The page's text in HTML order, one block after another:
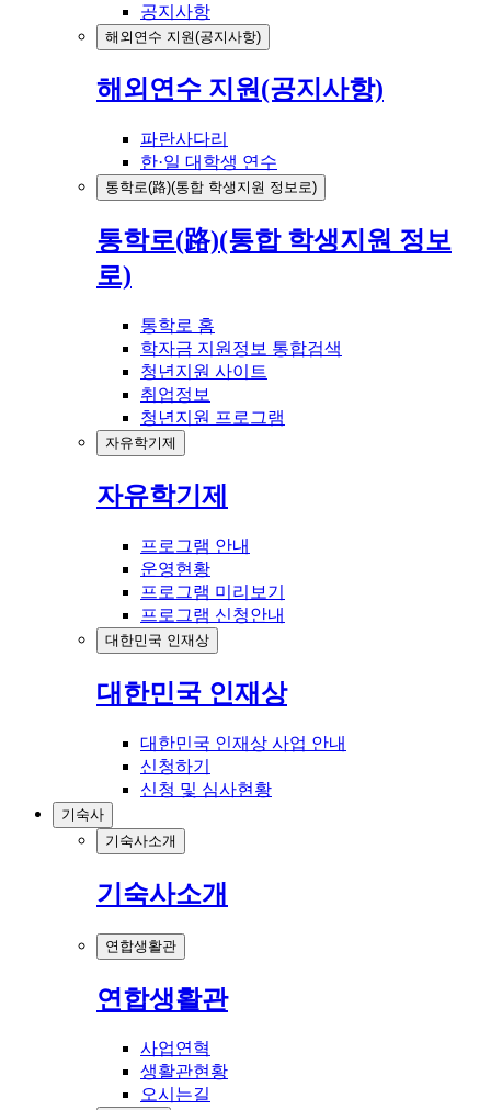
공지사항
해외연수 지원(공지사항)
해외연수 지원(공지사항)
파란사다리
한·일 대학생 연수
통학로(路)(통합 학생지원 정보로)
통학로(路)(통합 학생지원 정보
로)
통학로 홈
학자금 지원정보 통합검색
청년지원 사이트
취업정보
청년지원 프로그램
자유학기제
자유학기제
프로그램 안내
운영현황
프로그램 미리보기
프로그램 신청안내
대한민국 인재상
대한민국 인재상
대한민국 인재상 사업 안내
신청하기
신청 및 심사현황
기숙사
기숙사소개
기숙사소개
연합생활관
연합생활관
사업연혁
생활관현황
오시는길